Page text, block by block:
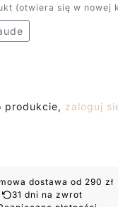
(otwiera się w nowej
produkcie, zaloguj
dostawa od 290 zł
31 dni na zwrot